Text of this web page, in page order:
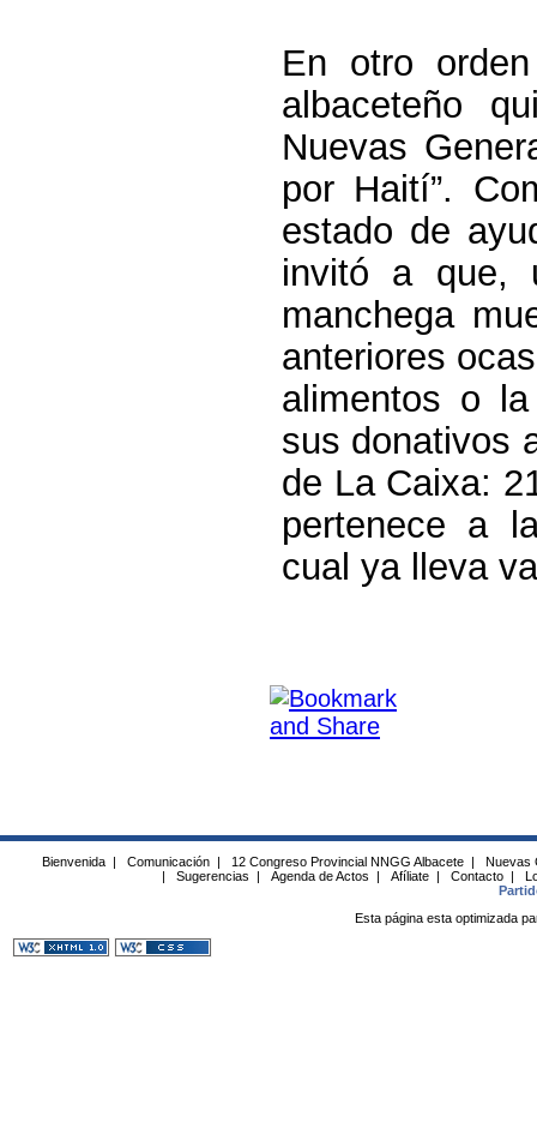
En otro
albaceteño
Nuevas
por Haití”.
estado de
invitó a que,
manchega
anteriores
alimentos o
sus donativos
de La Caixa:
pertenece a
cual ya lleva
Bienvenida | Comunicación | 12 Congreso Provincial NNGG Albacete |
Nuevas
|
Sugerencias | Agenda de Actos | Afíliate | Contacto |
Esta página esta optimizada